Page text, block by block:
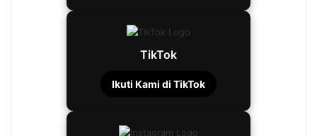
TikTok
Ikuti Kami di TikTok